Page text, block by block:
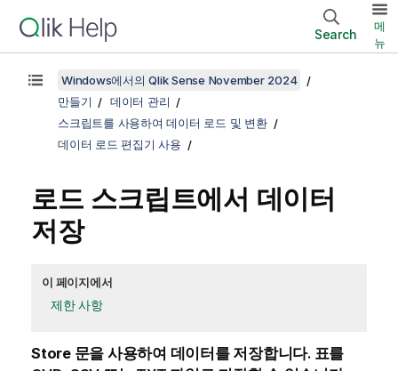
Search
메
뉴
Windows에서의 Qlik Sense November 2024
만들기
데이터 관리
스크립트를 사용하여 데이터 로드 및 변환
데이터 로드 편집기 사용
로드 스크립트에서 데이터
저장
이 페이지에서
제한 사항
Store문을 사용하여 데이터를 저장합니다. 표를